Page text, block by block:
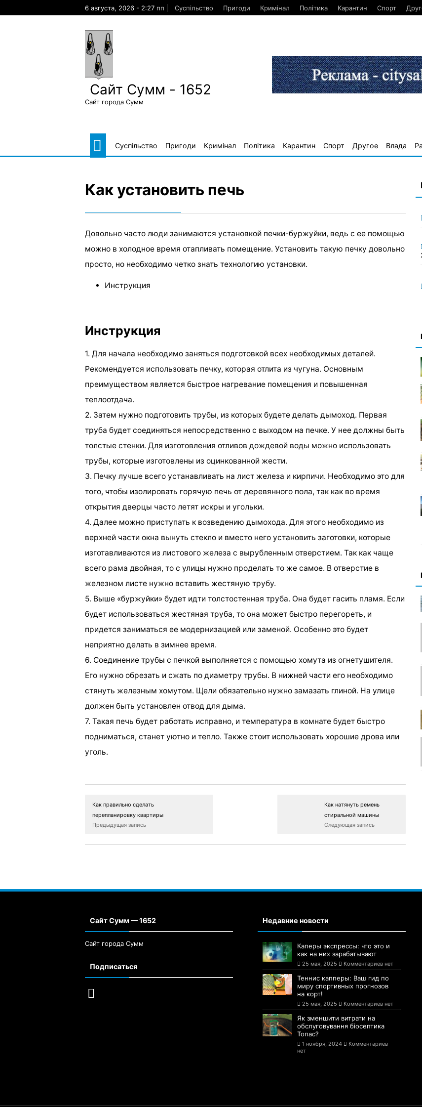
6 августа, 2026 - 2:27 пп Суспільство Пригоди Кримінал Політика Карантин Спорт
Сайт Сумм - 1652
Сайт города Сумм
Суспільство Пригоди Кримінал Політика Карантин Спорт Другое Влада
Как установить печь
Довольно часто люди занимаются установкой печки-буржуйки, ведь с ее помощью
можно в холодное время отапливать помещение. Установить такую печку довольно
просто, но необходимо четко знать технологию установки.
Инструкция
Инструкция
1. Для начала необходимо заняться подготовкой всех необходимых деталей.
Рекомендуется использовать печку, которая отлита из чугуна. Основным
преимуществом является быстрое нагревание помещения и повышенная
теплоотдача.
2. Затем нужно подготовить трубы, из которых будете делать дымоход. Первая
труба будет соединяться непосредственно с выходом на печке. У нее должны быть
толстые стенки. Для изготовления отливов дождевой воды можно использовать
трубы, которые изготовлены из оцинкованной жести.
3. Печку лучше всего устанавливать на лист железа и кирпичи. Необходимо это для
того, чтобы изолировать горячую печь от деревянного пола, так как во время
открытия дверцы часто летят искры и угольки.
4. Далее можно приступать к возведению дымохода. Для этого необходимо из
верхней части окна вынуть стекло и вместо него установить заготовки, которые
изготавливаются из листового железа с вырубленным отверстием. Так как чаще
всего рама двойная, то с улицы нужно проделать то же самое. В отверстие в
железном листе нужно вставить жестяную трубу.
5. Выше «буржуйки» будет идти толстостенная труба. Она будет гасить пламя. Если
будет использоваться жестяная труба, то она может быстро перегореть, и
придется заниматься ее модернизацией или заменой. Особенно это будет
неприятно делать в зимнее время.
6. Соединение трубы с печкой выполняется с помощью хомута из огнетушителя.
Его нужно обрезать и сжать по диаметру трубы. В нижней части его необходимо
стянуть железным хомутом. Щели обязательно нужно замазать глиной. На улице
должен быть установлен отвод для дыма.
7. Такая печь будет работать исправно, и температура в комнате будет быстро
подниматься, станет уютно и тепло. Также стоит использовать хорошие дрова или
уголь.
Как правильно сделать
перепланировку квартиры
Предыдущая запись
Как натянуть ремень
стиральной машины
Следующая запись
Сайт Сумм — 1652
Сайт города Сумм
Подписаться
Недавние новости
Каперы экспрессы: что это и
как на них зарабатывают
25 мая, 2025 Комментариев нет
Теннис капперы: Ваш гид по
миру спортивных прогнозов
на корт!
25 мая, 2025 Комментариев нет
Як зменшити витрати на
обслуговування біосептика
Топас?
1 ноября, 2024
Комментариев
нет